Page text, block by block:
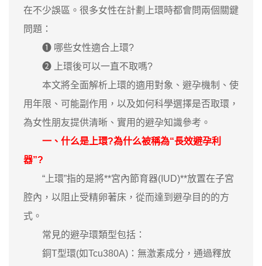
在不少誤區。很多女性在計劃上環時都會問兩個關鍵
問題：
❶ 哪些女性適合上環?
❷ 上環後可以一直不取嗎?
本文將全面解析上環的適用對象、避孕機制、使
用年限、可能副作用，以及如何科學選擇是否取環，
為女性朋友提供清晰、實用的避孕知識參考。
一、什么是上環?為什么被稱為“長效避孕利
器”?
“上環”指的是將**宮內節育器(IUD)**放置在子宮
腔內，以阻止受精卵著床，從而達到避孕目的的方
式。
常見的避孕環類型包括：
銅T型環(如Tcu380A)：無激素成分，通過釋放